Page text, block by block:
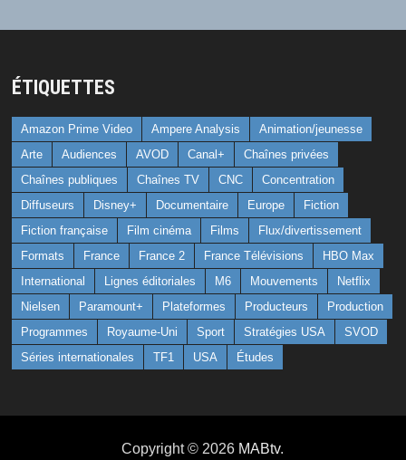
ÉTIQUETTES
Amazon Prime Video Ampere Analysis
Animation/jeunesse
Arte
Audiences AVOD Canal+
Chaînes privées
Chaînes publiques
Chaînes TV CNC
Concentration
Diffuseurs
Disney+ Documentaire Europe
Fiction
Fiction française
Film cinéma Films
Flux/divertissement
Formats
France France 2 France Télévisions
HBO Max
International
Lignes éditoriales M6 Mouvements
Netflix
Nielsen
Paramount+ Plateformes Producteurs
Production
Programmes
Royaume-Uni Sport Stratégies USA
SVOD
Séries internationales
TF1 USA Études
Copyright © 2026 MABtv.